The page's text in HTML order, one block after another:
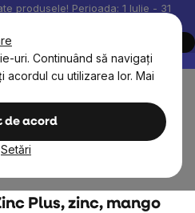
uri. Continuând să navigați
acordul cu utilizarea lor. Mai
de acord
Setări
produsele! Perioada: 1 Iulie - 31
acum
Produsele noastre sunt
Coş
de
Plus, zinc, mango